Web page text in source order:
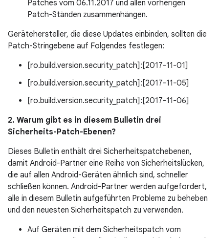
Patches vom 06.11.2017 und allen vorherigen
Patch-Ständen zusammenhängen.
Gerätehersteller, die diese Updates einbinden, sollten die
Patch-Stringebene auf Folgendes festlegen:
[ro.build.version.security_patch]:[2017-11-01]
[ro.build.version.security_patch]:[2017-11-05]
[ro.build.version.security_patch]:[2017-11-06]
2. Warum gibt es in diesem Bulletin drei
Sicherheits-Patch-Ebenen?
Dieses Bulletin enthält drei Sicherheitspatchebenen,
damit Android-Partner eine Reihe von Sicherheitslücken,
die auf allen Android-Geräten ähnlich sind, schneller
schließen können. Android-Partner werden aufgefordert,
alle in diesem Bulletin aufgeführten Probleme zu beheben
und den neuesten Sicherheitspatch zu verwenden.
Auf Geräten mit dem Sicherheitspatch vom